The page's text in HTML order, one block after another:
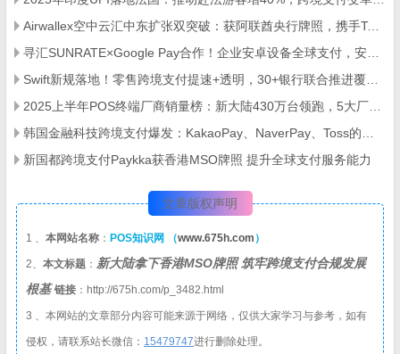
Airwallex空中云汇中东扩张双突破：获阿联酋央行牌照，携手Tabby推BNPL支付
新国都跨境支付Paykka获香港MSO牌照 提升全球支付服务能力
文章版权声明
1 、 本网站名称 ： POS知识网 （www.675h.com ）
2、 本文标题 ： 新大陆拿下香港MSO牌照 筑牢跨境支付合规发展
根基链接 ：http://675h.com/p_3482.html
3 、本网站的文章部分内容可能来源于网络，仅供大家学习与参考，如有
侵权，请联系站长微信： 15479747进行删除处理。